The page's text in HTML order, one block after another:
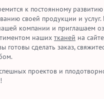
к постоянному
своей продукции и
компании и приглашаем
наших тканей на
готовы сделать заказ,
проектов и